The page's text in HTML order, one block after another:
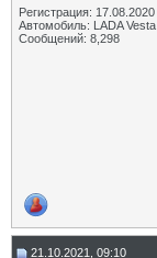
Регистрация: 17.08.2020
Автомобиль: LADA Vesta
Сообщений: 8,298
21.10.2021, 09:10